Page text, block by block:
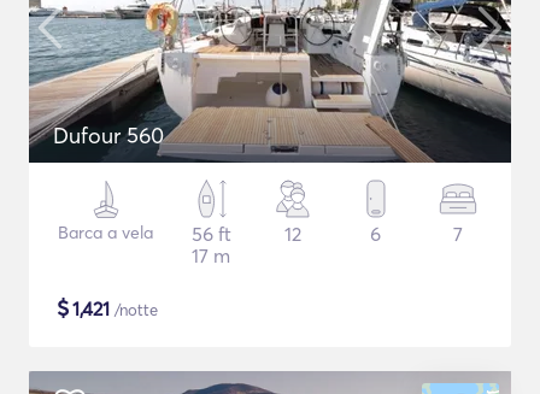
Dufour 560
Barca a vela
56 ft
17 m
12 6 7
$1,421 /notte